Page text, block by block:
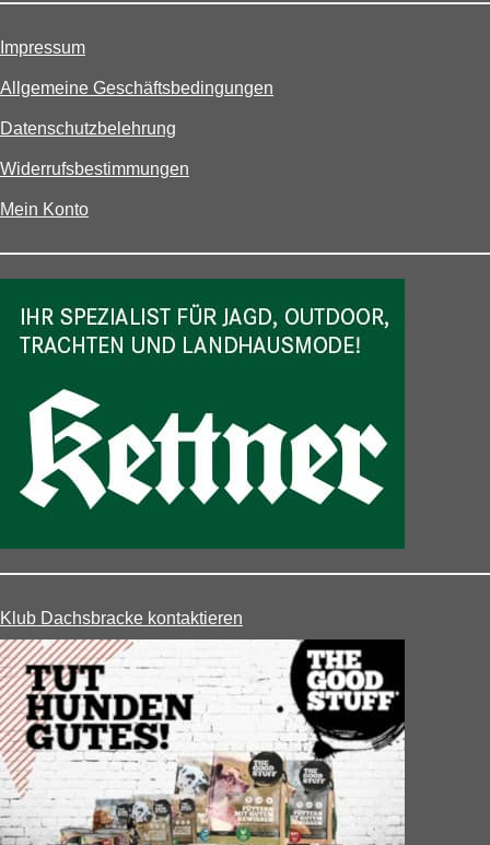
Impressum
Allgemeine Geschäftsbedingungen
Datenschutzbelehrung
Widerrufsbestimmungen
Mein Konto
Klub Dachsbracke kontaktieren